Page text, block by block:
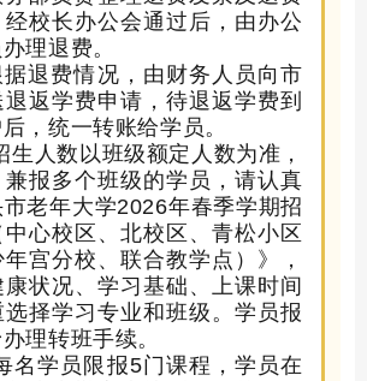
经校长办公会通过 后， 由办公
理退费。
退费情况，由财务人员 向市
返学费申请，待退返学费到
，统一转账给学员。
生人数以班级额定人数为准，
报多个班级的学员，请认真
老年大学2026年春季学期招
中心校区 、北校区、青松小区
宫分校、联合教学点）》，
状况、学习基础、上课时间
择学习专业和班级。学员报
理转班手续。
名学员限报5门课程，学员在